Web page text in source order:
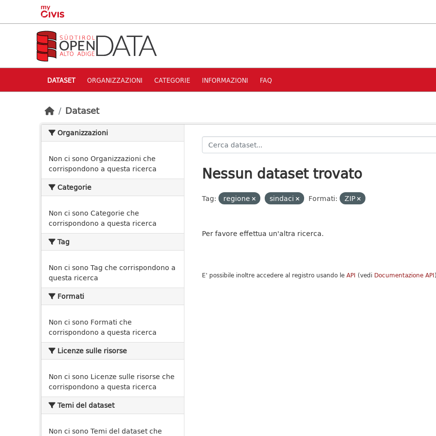
Skip to main content
DATASET ORGANIZZAZIONI CATEGORIE INFORMAZIONI FAQ
Dataset
Organizzazioni
Non ci sono Organizzazioni che
corrispondono a questa ricerca
Categorie
Non ci sono Categorie che
corrispondono a questa ricerca
Tag
Non ci sono Tag che corrispondono a
questa ricerca
Formati
Non ci sono Formati che
corrispondono a questa ricerca
Licenze sulle risorse
Non ci sono Licenze sulle risorse che
corrispondono a questa ricerca
Temi del dataset
Non ci sono Temi del dataset che
Nessun dataset trovato
Tag: regione sindaci Formati: ZIP
Per favore effettua un'altra ricerca.
E' possibile inoltre accedere al registro usando le API (vedi Documentazione API